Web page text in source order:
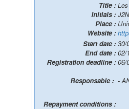
Title :
Initials :
Place :
Website :
Start date : 30/
End date : 02/
Registration deadline : 06/
-
Repayment conditions :